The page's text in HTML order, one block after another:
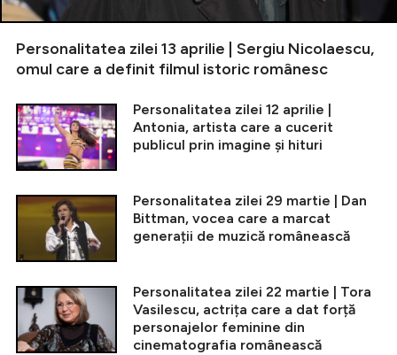
Personalitatea zilei 13 aprilie | Sergiu Nicolaescu,
omul care a definit filmul istoric românesc
Personalitatea zilei 12 aprilie |
Antonia, artista care a cucerit
publicul prin imagine și hituri
Personalitatea zilei 29 martie | Dan
Bittman, vocea care a marcat
generații de muzică românească
Personalitatea zilei 22 martie | Tora
Vasilescu, actrița care a dat forță
personajelor feminine din
cinematografia românească